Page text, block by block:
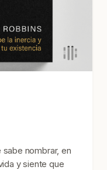
nombrar, en
y siente que